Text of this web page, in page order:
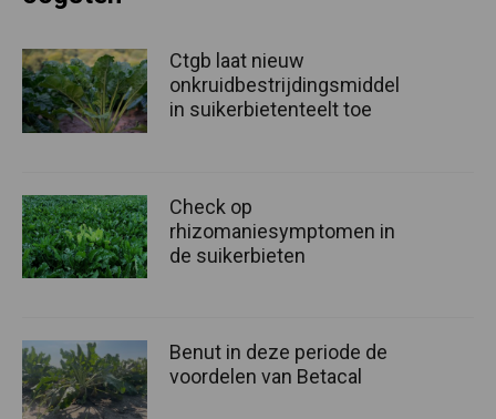
Ctgb laat nieuw
onkruidbestrijdingsmiddel
in suikerbietenteelt toe
Check op
rhizomaniesymptomen in
de suikerbieten
Benut in deze periode de
voordelen van Betacal